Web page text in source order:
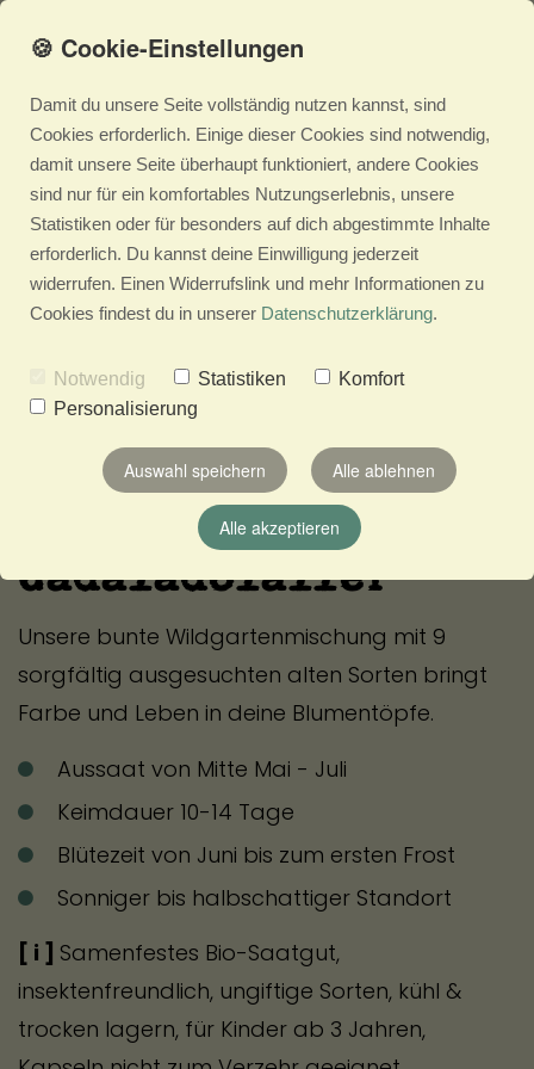
Gadaladoläller
Unsere bunte Wildgartenmischung mit 9
sorgfältig ausgesuchten alten Sorten bringt
Farbe und Leben in deine Blumentöpfe.
Aussaat von Mitte Mai - Juli
Keimdauer 10-14 Tage
Blütezeit von Juni bis zum ersten Frost
Sonniger bis halbschattiger Standort
[ i ] Samenfestes Bio-Saatgut,
insektenfreundlich, ungiftige Sorten, kühl &
trocken lagern, für Kinder ab 3 Jahren,
🍪 Cookie-Einstellungen
Damit du unsere Seite vollständig nutzen kannst, sind
Cookies erforderlich. Einige dieser Cookies sind notwendig,
damit unsere Seite überhaupt funktioniert, andere Cookies
sind nur für ein komfortables Nutzungserlebnis, unsere
Statistiken oder für besonders auf dich abgestimmte Inhalte
erforderlich. Du kannst deine Einwilligung jederzeit
widerrufen. Einen Widerrufslink und mehr Informationen zu
Cookies findest du in unserer Datenschutzerklärung.
Notwendig Statistiken
Komfort
Personalisierung
Auswahl speichern Alle ablehnen
Alle akzeptieren